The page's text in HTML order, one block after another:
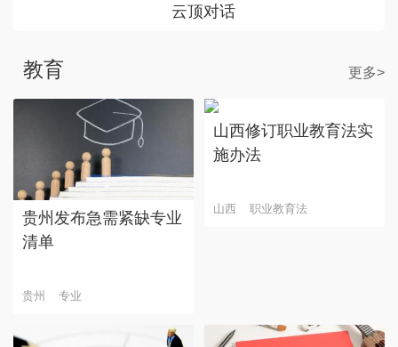
云顶对话
教育 更多>
贵州发布急需紧缺专业
清单
贵州 专业
山西修订职业教育法实
施办法
山西 职业教育法